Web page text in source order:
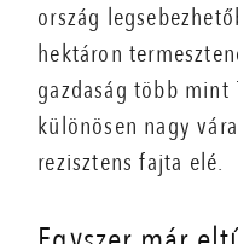
ország
hektáron
gazdaság több mint
különösen nagy
rezisztens fajta elé.